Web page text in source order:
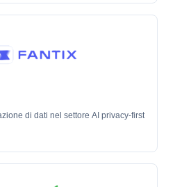
di dati nel settore AI privacy-first